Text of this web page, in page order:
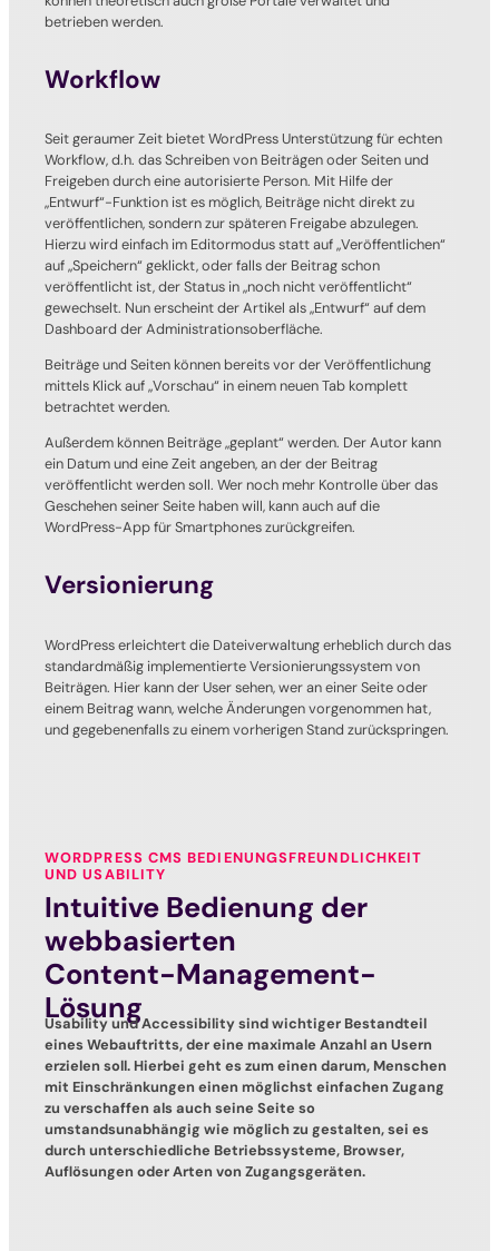
betrieben werden.
Workflow
Seit geraumer Zeit bietet WordPress Unterstützung für echten
Workflow, d.h. das Schreiben von Beiträgen oder Seiten und
Freigeben durch eine autorisierte Person. Mit Hilfe der
„Entwurf“-Funktion ist es möglich, Beiträge nicht direkt zu
veröffentlichen, sondern zur späteren Freigabe abzulegen.
Hierzu wird einfach im Editormodus statt auf „Veröffentlichen“
auf „Speichern“ geklickt, oder falls der Beitrag schon
veröffentlicht ist, der Status in „noch nicht veröffentlicht“
gewechselt. Nun erscheint der Artikel als „Entwurf“ auf dem
Dashboard der Administrationsoberfläche.
Beiträge und Seiten können bereits vor der Veröffentlichung
mittels Klick auf „Vorschau“ in einem neuen Tab komplett
betrachtet werden.
Außerdem können Beiträge „geplant“ werden. Der Autor kann
ein Datum und eine Zeit angeben, an der der Beitrag
veröffentlicht werden soll. Wer noch mehr Kontrolle über das
Geschehen seiner Seite haben will, kann auch auf die
WordPress-App für Smartphones zurückgreifen.
Versionierung
WordPress erleichtert die Dateiverwaltung erheblich durch das
standardmäßig implementierte Versionierungssystem von
Beiträgen. Hier kann der User sehen, wer an einer Seite oder
einem Beitrag wann, welche Änderungen vorgenommen hat,
und gegebenenfalls zu einem vorherigen Stand zurückspringen.
WORDPRESS CMS BEDIENUNGSFREUNDLICHKEIT
UND USABILITY
Intuitive Bedienung der
webbasierten
Content-Management-
Lösung
Usability und Accessibility sind wichtiger Bestandteil
eines Webauftritts, der eine maximale Anzahl an Usern
erzielen soll. Hierbei geht es zum einen darum, Menschen
mit Einschränkungen einen möglichst einfachen Zugang
zu verschaffen als auch seine Seite so
umstandsunabhängig wie möglich zu gestalten, sei es
durch unterschiedliche Betriebssysteme, Browser,
Auflösungen oder Arten von Zugangsgeräten.